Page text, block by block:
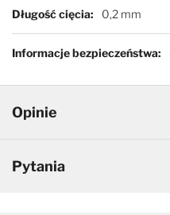
Długość cięcia 0,2 mm
Informacje bezpieczeństwa
Opinie
Pytania